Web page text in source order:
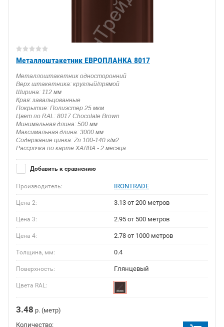
Металлоштакетник ЕВРОПЛАНКА 8017
Металлоштакетник односторонний
Верх штакетника: круглый/прямой
Ширина: 112 мм
Края: завальцованные
Покрытие: Полиэстер 25 мкм
Цвет по RAL: 8017 Chocolate Brown
Минимальная длина: 500 мм
Максимальная длина: 3000 мм
Содержание цинка: Zn 100-140 г/м2
Рассрочка по карте ХАЛВА - 2 месяца
Добавить к сравнению
Производитель: IRONTRADE
Цена 2: 3.13 от 200 метров
Цена 3: 2.95 от 500 метров
Цена 4: 2.78 от 1000 метров
Толщина, мм: 0.4
Поверхность: Глянцевый
Цвета RAL:
3.48 р. (метр)
Количество: